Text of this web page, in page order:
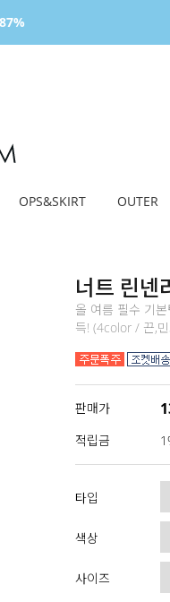
OPS&SKIRT OUTER
너트 린넨
올 여름 필수 기
득! (4color / 끈,
판매가
적립금
타입
색상
사이즈